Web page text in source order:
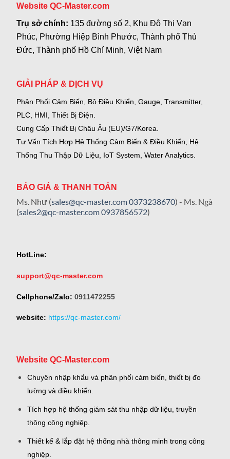
Website QC-Master.com
Trụ sở chính: 135 đường số 2, Khu Đô Thị Vạn
Phúc, Phường Hiệp Bình Phước, Thành phố Thủ
Đức, Thành phố Hồ Chí Minh, Việt Nam
GIẢI PHÁP & DỊCH VỤ
Phân Phối Cảm Biến, Bộ Điều Khiển, Gauge, Transmitter,
PLC, HMI, Thiết Bị Điện.
Cung Cấp Thiết Bị Châu Âu (EU)/G7/Korea.
Tư Vấn Tích Hợp Hệ Thống Cảm Biến & Điều Khiển, Hệ
Thống Thu Thập Dữ Liệu, IoT System, Water Analytics.
BÁO GIÁ & THANH TOÁN
Ms. Như (sales@qc-master.com0373238670) - Ms. Ngà
(sales2@qc-master.com0937856572)
HotLine:
support@qc-master.com
Cellphone/Zalo: 0911472255
website: https://qc-master.com/
Website QC-Master.com
Chuyên nhập khẩu và phân phối cảm biến, thiết bị đo
lường và điều khiển.
Tích hợp hệ thống giám sát thu nhập dữ liệu, truyền
thông công nghiệp.
Thiết kế & lắp đặt hệ thống nhà thông minh trong công
nghiệp.